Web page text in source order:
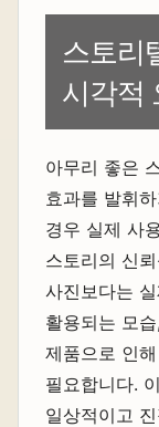
스토리
시각적
아무리 좋은
효과를 발휘
경우 실제 사
스토리의 신
사진보다는
활용되는 모
제품으로 인
필요합니다.
일상적이고